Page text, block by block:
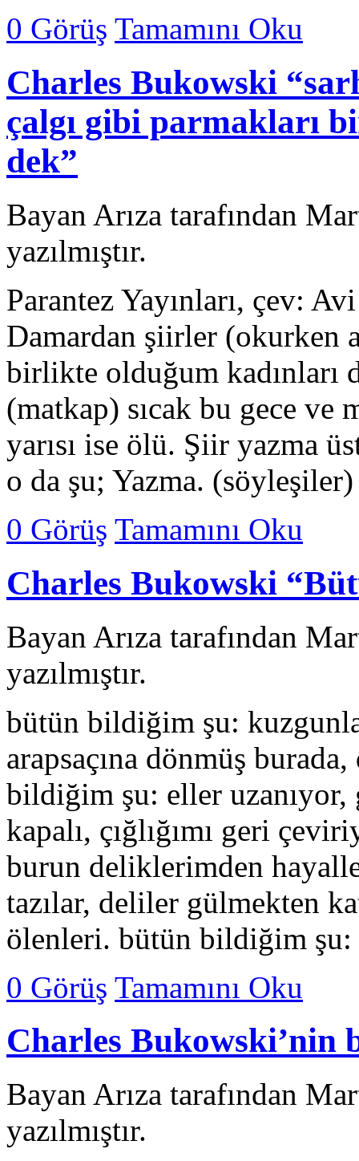
0 Görüş Tamamını Oku
Charles Bukowski
çalgı gibi parmakları
dek”
Bayan Arıza tarafından
yazılmıştır.
Parantez Yayınları, çev:
Damardan şiirler (okurken
birlikte olduğum kadınları
(matkap) sıcak bu gece ve
yarısı ise ölü. Şiir yazma
o da şu; Yazma.
0 Görüş Tamamını Oku
Charles Bukowski
Bayan Arıza tarafından
yazılmıştır.
bütün bildiğim şu:
arapsaçına dönmüş
bildiğim şu: eller uzanıyor,
kapalı, çığlığımı geri
burun deliklerimden
tazılar, deliler gülmekten
ölenleri. bütün bildiğim
0 Görüş Tamamını Oku
Charles Bukowski’nin
Bayan Arıza tarafından
yazılmıştır.